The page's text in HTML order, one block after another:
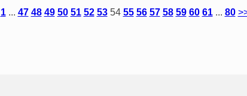
1 ... 47 48 49 50 51 52 53 54 55 56 57 58 59 60 61 ... 80